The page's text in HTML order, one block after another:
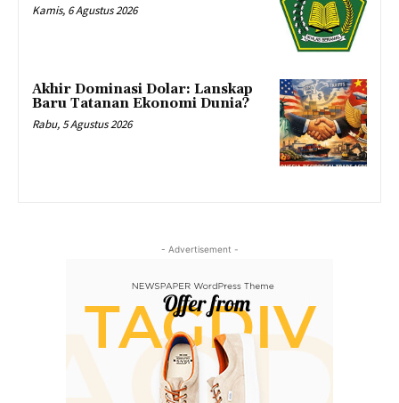
Kamis, 6 Agustus 2026
Akhir Dominasi Dolar: Lanskap
Baru Tatanan Ekonomi Dunia?
Rabu, 5 Agustus 2026
- Advertisement -